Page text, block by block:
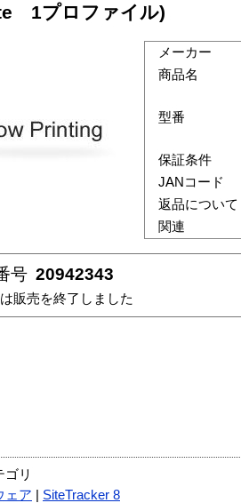
1プロファイル)
メーカー
商品名
型番
保証条件
JANコード
返品について
関連
号 20942343
販売を終了しました
ゴリ
ェア
SiteTracker 8